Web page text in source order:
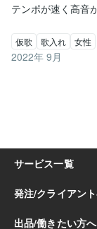
テンポが速く高音
仮歌 歌入れ 女性
2022年 9月